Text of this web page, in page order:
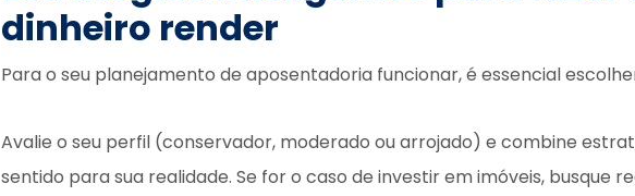
dinheiro render
Para o seu planejamento de aposentadoria funcionar, é essencial
Avalie o seu perfil (conservador, moderado ou arrojado) e combine
sentido para sua realidade. Se for o caso de investir em imóveis, busque